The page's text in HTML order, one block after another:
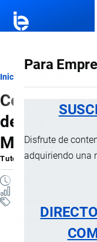
Para
Disfrute de
adquiriendo una
Ruta
de
navegación
Inicio
Comercio
desde
Mercados
TutorialporJaime Mise,
Exportaciones